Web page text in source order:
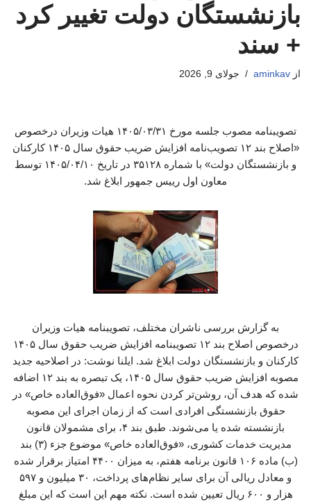
بازنشستگان دولت تغییر کرد
+ سند
از aminkav جولای 9, 2026
تصویبنامه مصوب جلسه مورخ ۱۴۰۵/۰۳/۳۱ هیات وزیران درخصوص
«اصلاح بند ۱۲ تصویب‌نامه افزایش ضریب حقوق سال ۱۴۰۵ کارکنان
و بازنشستگان دولت» با شماره ۳۵۱۲۸ در تاریخ ۱۴۰۵/۰۴/۱۰ توسط
معاون اول رییس جمهور ابلاغ شد.
به گزارش بررسی ناشران مختلف، تصویبنامه هیات وزیران
درخصوص اصلاح بند ۱۲ تصویبنامه افزایش ضریب حقوق سال ۱۴۰۵
کارکنان و بازنشستگان دولت ابلاغ شد. ایلنا نوشت: در اصلاحیه جدید
مصوبه افزایش ضریب حقوق سال ۱۴۰۵، یک تبصره به بند ۱۲ اضافه
شده که هدف آن، روشن‌تر کردن نحوه اعمال «فوق‌العاده خاص» در
حقوق بازنشستگی افرادی است که از زمان اجرای این مصوبه
بازنشسته شده یا می‌شوند. طبق بند ۴، برای مشمولان قانون
مدیریت خدمات کشوری، «فوق‌العاده خاص» موضوع جزء (۳) بند
(ب) ماده ۱۰۶ قانون برنامه هفتم، به میزان ۴۴۰۰ امتیاز برقرار شده
و معادل ریالی آن برای سایر نظام‌های پرداخت، ۳۰ میلیون و ۵۹۷
هزار و ۶۰۰ ریال تعیین شده است. نکته مهم این است که این مبلغ